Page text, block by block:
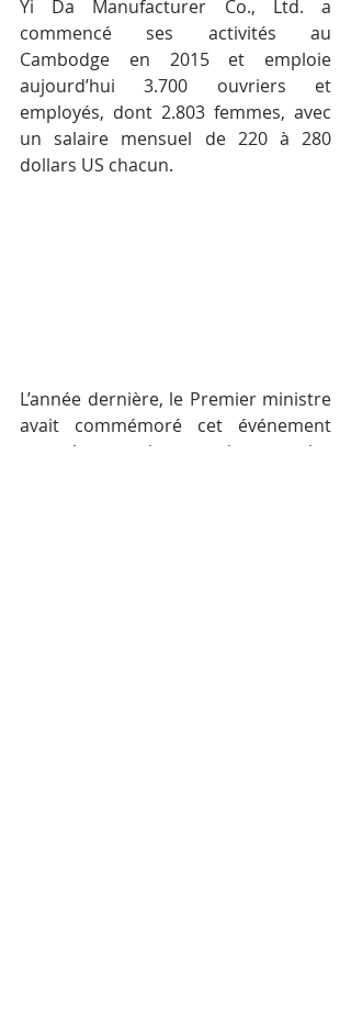
Yi Da Manufacturer Co., Ltd. a
commencé ses activités au
Cambodge en 2015 et emploie
aujourd’hui 3.700 ouvriers et
employés, dont 2.803 femmes, avec
un salaire mensuel de 220 à 280
dollars US chacun.
L’année dernière, le Premier ministre
avait commémoré cet événement
annuel avec les ouvriers et les